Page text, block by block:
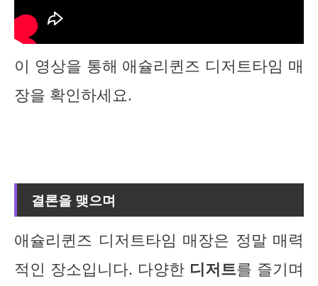
이 영상을 통해 애슐리퀸즈 디저트타임 매
장을 확인하세요.
결론을 맺으며
애슐리퀸즈 디저트타임 매장은 정말 매력
적인 장소입니다. 다양한 디저트를 즐기며